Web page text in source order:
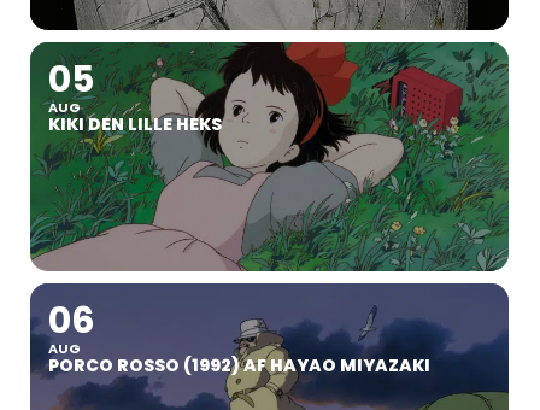
05
AUG
KIKI DEN LILLE HEKS
06
AUG
PORCO ROSSO (1992) AF HAYAO MIYAZAKI